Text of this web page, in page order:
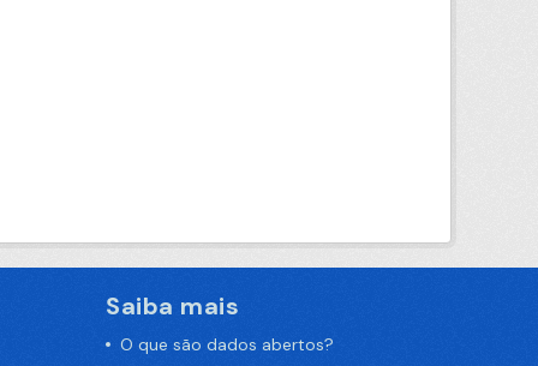
Saiba mais
O que são dados abertos?